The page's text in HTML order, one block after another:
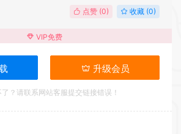
点赞 (0) 收藏 (0)
VIP免费
升级会员
？请联系网站客服提交链接错误！